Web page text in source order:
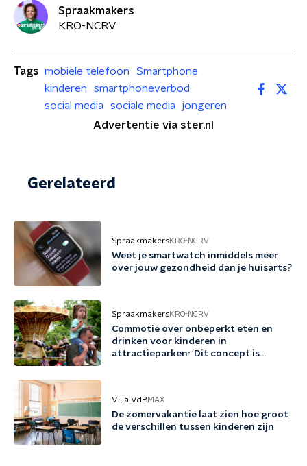
Spraakmakers
KRO-NCRV
Tags mobiele telefoon
Smartphone
kinderen
smartphoneverbod
social media
sociale media
jongeren
Advertentie via ster.nl
Gerelateerd
SpraakmakersKRO-NCRV
Weet je smartwatch inmiddels meer
over jouw gezondheid dan je huisarts?
SpraakmakersKRO-NCRV
Commotie over onbeperkt eten en
drinken voor kinderen in
attractieparken: 'Dit concept is
Villa VdBMAX
De zomervakantie laat zien hoe groot
de verschillen tussen kinderen zijn